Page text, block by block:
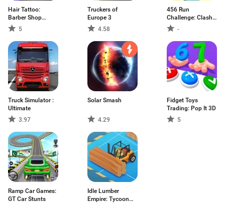
Hair Tattoo:
Barber Shop
Game5
Truckers of
Europe 3
4.58
456 Run
Challenge: Clash
3D -
Truck Simulator :
Ultimate
3.97
Solar Smash
4.29
Fidget Toys
Trading: Pop It 3D
5
Ramp Car Games:
GT Car Stunts
Idle Lumber
Empire: Tycoon